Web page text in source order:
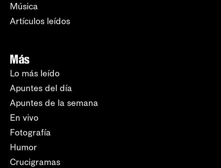
Música
Artículos leídos
Más
Lo más leído
Apuntes del día
Apuntes de la semana
En vivo
Fotografía
Humor
Crucigramas